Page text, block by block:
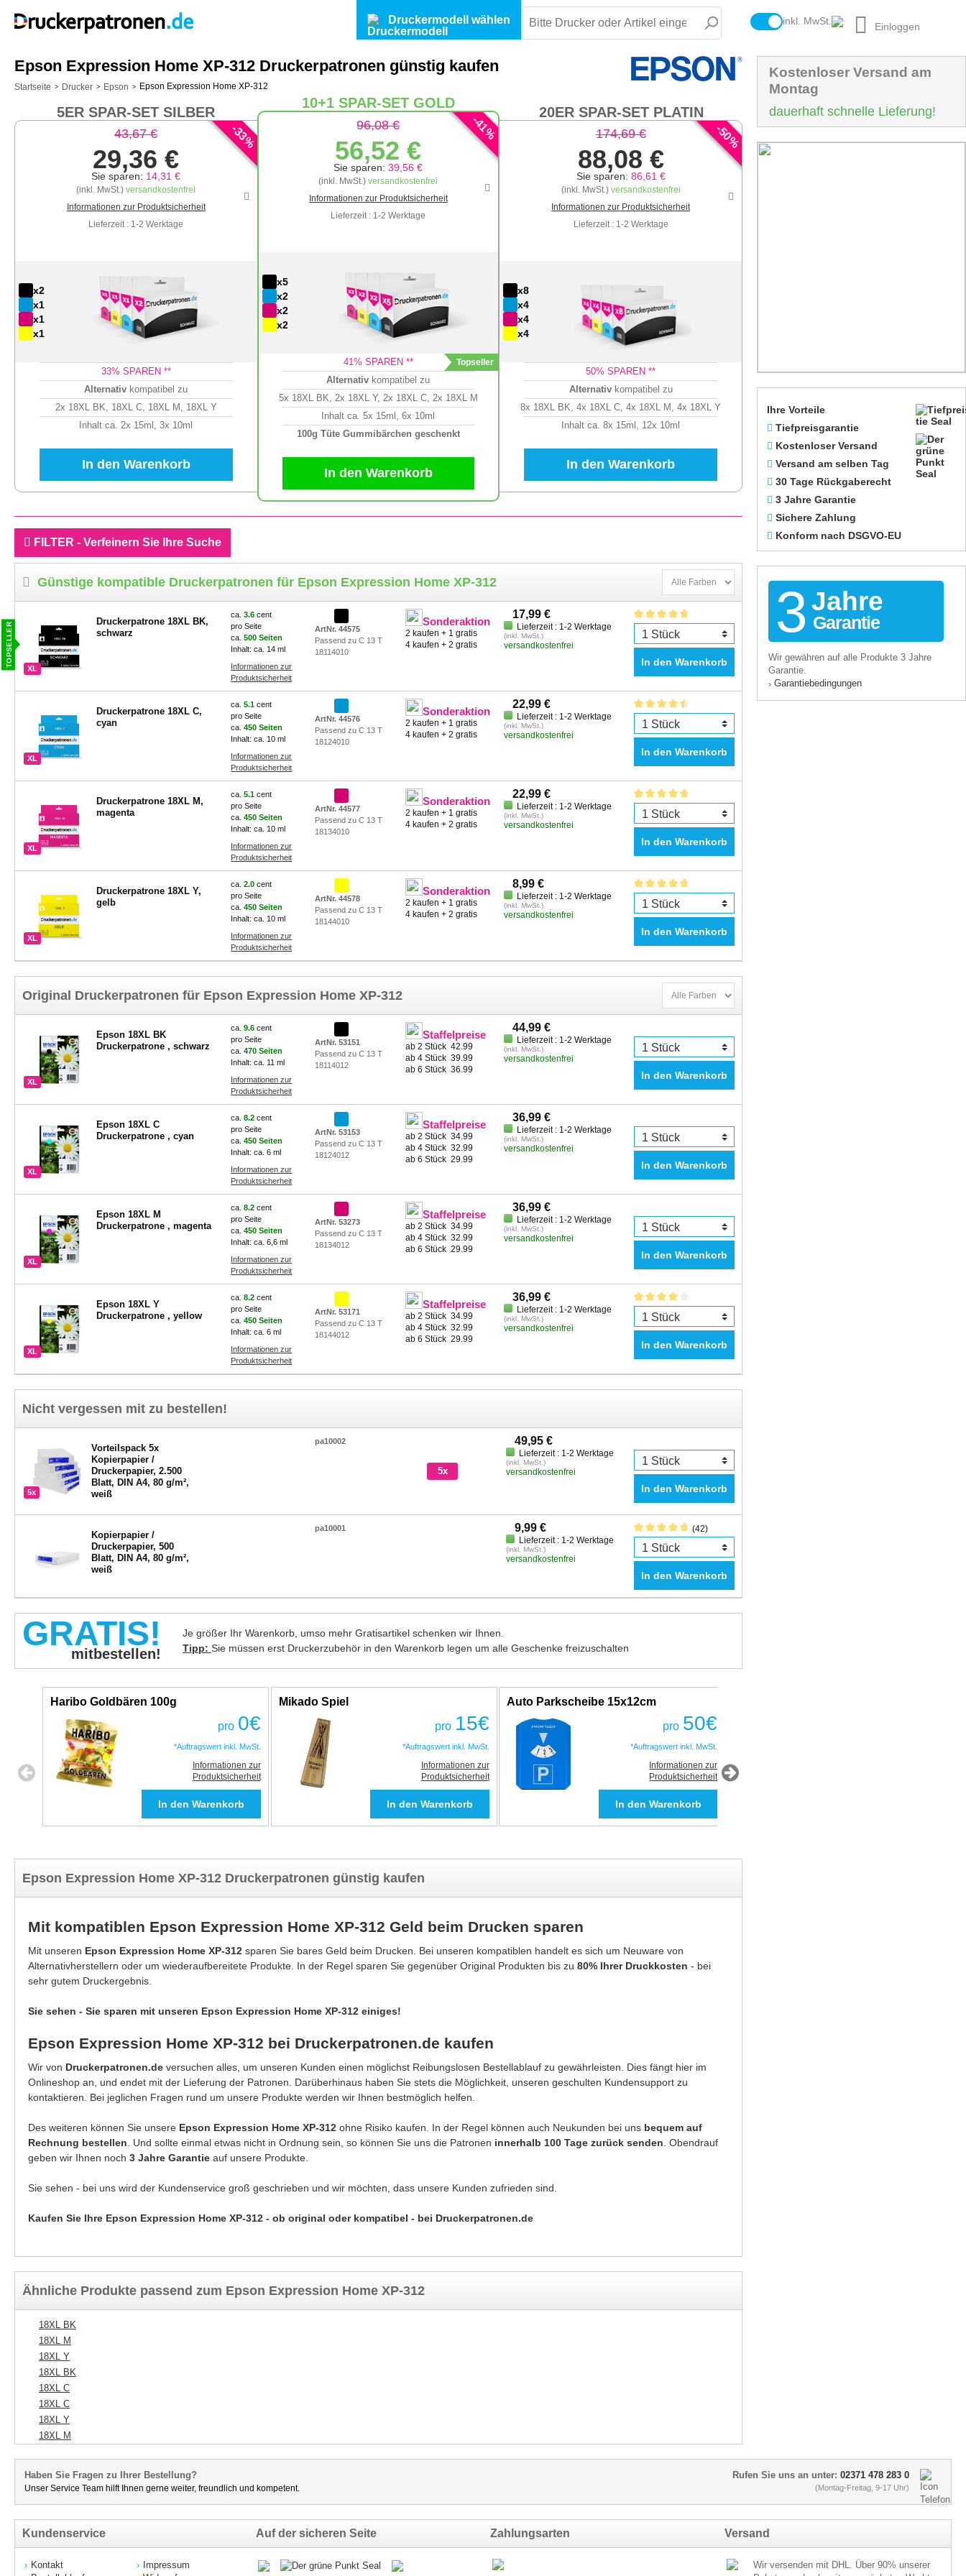
Druckermodell wählen inkl. MwSt. Einloggen
Epson Expression Home XP-312 Druckerpatronen günstig kaufen
Startseite > Drucker > Epson > Epson Expression Home XP-312
5ER SPAR-SET SILBER
-
33
%
43,67 €
29,36 €
Sie sparen: 14,31 €
(inkl. MwSt.)versandkostenfrei
Informationen zur Produktsicherheit
Lieferzeit : 1-2 Werktage
x2
x1
x1
x1
33% SPAREN **
Alternativ kompatibel zu
2x 18XL BK, 18XL C, 18XL M, 18XL Y
Inhalt ca. 2x 15ml, 3x 10ml
In den Warenkorb
10+1 SPAR-SET GOLD
-
41
%
96,08 €
56,52 €
Sie sparen: 39,56 €
(inkl. MwSt.)versandkostenfrei
Informationen zur Produktsicherheit
Lieferzeit : 1-2 Werktage
x5
x2
x2
x2
41% SPAREN **
Alternativ kompatibel zu
5x 18XL BK, 2x 18XL Y, 2x 18XL C, 2x 18XL M
Inhalt ca. 5x 15ml, 6x 10ml
100g Tüte Gummibärchen geschenkt
In den Warenkorb
20ER SPAR-SET PLATIN
-
50
%
174,69 €
88,08 €
Sie sparen: 86,61 €
(inkl. MwSt.) versandkostenfrei
Informationen zur Produktsicherheit
Lieferzeit : 1-2 Werktage
x8
x4
x4
x4
50% SPAREN **
Alternativkompatibel zu
8x 18XL BK, 4x 18XL C, 4x 18XL M, 4x 18XL Y
Inhalt ca. 8x 15ml, 12x 10ml
In den Warenkorb
FILTER - Verfeinern Sie Ihre Suche
Günstige kompatible Druckerpatronen für Epson Expression Home XP-312
XL
Druckerpatrone 18XL BK,
schwarz
ca.3.6cent
pro Seite
ca.500 Seiten
Inhalt: ca. 14 ml
Informationen zur
Produktsicherheit
ArtNr. 44575
Passend zu C 13 T
18114010
Sonderaktion
2 kaufen + 1 gratis
4 kaufen + 2 gratis
17,99 €
Lieferzeit : 1-2 Werktage
(inkl. MwSt.)
versandkostenfrei
In den Warenkorb
XL
Druckerpatrone 18XL C,
cyan
ca.5.1cent
pro Seite
ca.450 Seiten
Inhalt: ca. 10 ml
Informationen zur
Produktsicherheit
ArtNr. 44576
Passend zu C 13 T
18124010
Sonderaktion
2 kaufen + 1 gratis
4 kaufen + 2 gratis
22,99 €
Lieferzeit : 1-2 Werktage
(inkl. MwSt.)
versandkostenfrei
In den Warenkorb
XL
Druckerpatrone 18XL M,
magenta
ca.5.1cent
pro Seite
ca.450 Seiten
Inhalt: ca. 10 ml
Informationen zur
Produktsicherheit
ArtNr. 44577
Passend zu C 13 T
18134010
Sonderaktion
2 kaufen + 1 gratis
4 kaufen + 2 gratis
22,99 €
Lieferzeit : 1-2 Werktage
(inkl. MwSt.)
versandkostenfrei
In den Warenkorb
XL
Druckerpatrone 18XL Y,
gelb
ca.2.0cent
pro Seite
ca.450 Seiten
Inhalt: ca. 10 ml
Informationen zur
Produktsicherheit
ArtNr. 44578
Passend zu C 13 T
18144010
Sonderaktion
2 kaufen + 1 gratis
4 kaufen + 2 gratis
8,99 €
Lieferzeit : 1-2 Werktage
(inkl. MwSt.)
versandkostenfrei
In den Warenkorb
Original Druckerpatronen für Epson Expression Home XP-312
XL
Epson 18XL BK
Druckerpatrone , schwarz
ca.9.6cent
pro Seite
ca.470 Seiten
Inhalt: ca. 11 ml
Informationen zur
Produktsicherheit
ArtNr. 53151
Passend zu C 13 T
18114012
Staffelpreise
ab 2 Stück42.99
ab 4 Stück39.99
ab 6 Stück36.99
44,99 €
Lieferzeit : 1-2 Werktage
(inkl. MwSt.)
versandkostenfrei
In den Warenkorb
XL
Epson 18XL C
Druckerpatrone , cyan
ca.8.2cent
pro Seite
ca.450 Seiten
Inhalt: ca. 6 ml
Informationen zur
Produktsicherheit
ArtNr. 53153
Passend zu C 13 T
18124012
Staffelpreise
ab 2 Stück34.99
ab 4 Stück32.99
ab 6 Stück29.99
36,99 €
Lieferzeit : 1-2 Werktage
(inkl. MwSt.)
versandkostenfrei
In den Warenkorb
XL
Epson 18XL M
Druckerpatrone , magenta
ca.8.2cent
pro Seite
ca.450 Seiten
Inhalt: ca. 6,6 ml
Informationen zur
Produktsicherheit
ArtNr. 53273
Passend zu C 13 T
18134012
Staffelpreise
ab 2 Stück34.99
ab 4 Stück32.99
ab 6 Stück29.99
36,99 €
Lieferzeit : 1-2 Werktage
(inkl. MwSt.)
versandkostenfrei
In den Warenkorb
XL
Epson 18XL Y
Druckerpatrone , yellow
ca.8.2cent
pro Seite
ca.450 Seiten
Inhalt: ca. 6 ml
Informationen zur
Produktsicherheit
ArtNr. 53171
Passend zu C 13 T
18144012
Staffelpreise
ab 2 Stück34.99
ab 4 Stück32.99
ab 6 Stück29.99
36,99 €
Lieferzeit : 1-2 Werktage
(inkl. MwSt.)
versandkostenfrei
In den Warenkorb
Nicht vergessen mit zu bestellen!
5x
Vorteilspack 5x
Kopierpapier /
Druckerpapier, 2.500
Blatt, DIN A4, 80 g/m²,
weiß
pa10002
5x
49,95 €
Lieferzeit : 1-2 Werktage
(inkl. MwSt.)
versandkostenfrei
In den Warenkorb
Kopierpapier /
Druckerpapier, 500
Blatt, DIN A4, 80 g/m²,
weiß
pa10001 9,99 €
Lieferzeit : 1-2 Werktage
(inkl. MwSt.)
versandkostenfrei
(42)
In den Warenkorb
GRATIS!
mitbestellen!
Je größer Ihr Warenkorb, umso mehr Gratisartikel schenken wir Ihnen.
Tipp: Sie müssen erst Druckerzubehör in den Warenkorb legen um alle Geschenke freizuschalten
Haribo Goldbären 100g
pro 0€
*Auftragswert inkl. MwSt.
Informationen zur
Produktsicherheit
Mikado Spiel
pro 15€
*Auftragswert inkl. MwSt.
Informationen zur
Produktsicherheit
Auto Parkscheibe 15x12cm
pro 50€
*Auftragswert inkl. MwSt.
Informationen zur
Produktsicherheit
Epson Expression Home XP-312 Druckerpatronen günstig kaufen
Mit kompatiblen Epson Expression Home XP-312 Geld beim Drucken sparen
Mit unseren Epson Expression Home XP-312 sparen Sie bares Geld beim Drucken. Bei unseren kompatiblen handelt es sich um Neuware von
Alternativherstellern oder um wiederaufbereitete Produkte. In der Regel sparen Sie gegenüber Original Produkten bis zu 80% Ihrer Druckkosten - bei
sehr gutem Druckergebnis.
Sie sehen - Sie sparen mit unseren Epson Expression Home XP-312 einiges!
Epson Expression Home XP-312 bei Druckerpatronen.de kaufen
Wir von Druckerpatronen.de versuchen alles, um unseren Kunden einen möglichst Reibungslosen Bestellablauf zu gewährleisten. Dies fängt hier im
Onlineshop an, und endet mit der Lieferung der Patronen. Darüberhinaus haben Sie stets die Möglichkeit, unseren geschulten Kundensupport zu
kontaktieren. Bei jeglichen Fragen rund um unsere Produkte werden wir Ihnen bestmöglich helfen.
Des weiteren können Sie unsere Epson Expression Home XP-312 ohne Risiko kaufen. In der Regel können auch Neukunden bei uns bequem auf
Rechnung bestellen . Und sollte einmal etwas nicht in Ordnung sein, so können Sie uns die Patronen innerhalb 100 Tage zurück senden . Obendrauf
geben wir Ihnen noch 3 Jahre Garantie auf unsere Produkte.
Sie sehen - bei uns wird der Kundenservice groß geschrieben und wir möchten, dass unsere Kunden zufrieden sind.
Kaufen Sie Ihre Epson Expression Home XP-312 - ob original oder kompatibel - bei Druckerpatronen.de
Ähnliche Produkte passend zum Epson Expression Home XP-312
18XL BK
18XL M
18XL Y
18XL BK
18XL C
18XL C
18XL Y
18XL M
Kostenloser Versand am
Montag
dauerhaft schnelle Lieferung!
Ihre Vorteile
Tiefpreisgarantie
Kostenloser Versand
Versand am selben Tag
30 Tage Rückgaberecht
3 Jahre Garantie
Sichere Zahlung
Konform nach DSGVO-EU
3 Jahre
Garantie
Wir gewähren auf alle Produkte 3 Jahre
Garantie.
› Garantiebedingungen
Haben Sie Fragen zu Ihrer Bestellung?
Unser Service Team hilft Ihnen gerne weiter, freundlich und kompetent.
Rufen Sie uns an unter: 02371 478 283 0
(Montag-Freitag, 9-17 Uhr)
Kundenservice
Kontakt
Impressum
Auf der sicheren Seite Zahlungsarten Versand
Wir versenden mit DHL. Über 90% unserer